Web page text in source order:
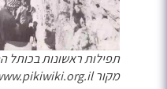
תפילות ראשונות בכותל
מקור https://www.pikiwiki.org.il/